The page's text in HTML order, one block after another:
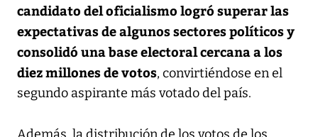
candidato del oficialismo logró superar las
expectativas de algunos sectores políticos y
consolidó una base electoral cercana a los
diez millones de votos, convirtiéndose en el
segundo aspirante más votado del país.
Además, la distribución de los votos de los